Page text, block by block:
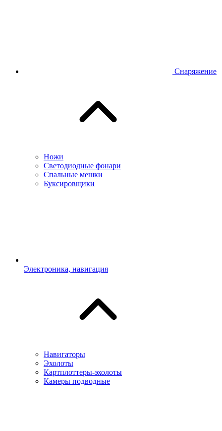
Снаряжение
Ножи
Светодиодные фонари
Спальные мешки
Буксировщики
Электроника, навигация
Навигаторы
Эхолоты
Картплоттеры-эхолоты
Камеры подводные